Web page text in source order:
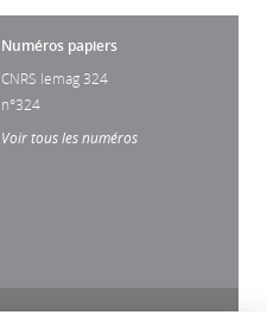
Numéros papiers
CNRS lemag 324
n°324
Voir tous les numéros